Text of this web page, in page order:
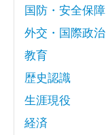
国防・安全保障
外交・国際政治
教育
歴史認識
生涯現役
経済